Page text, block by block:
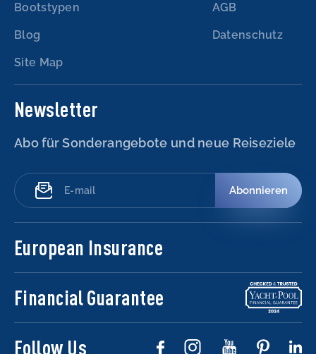
Bootstypen
Blog
Site Map
AGB
Datenschutz
Newsletter
Abo für Sonderangebote und neue Reiseziele
Abonnieren
European Insurance
Financial Guarantee
Follow Us